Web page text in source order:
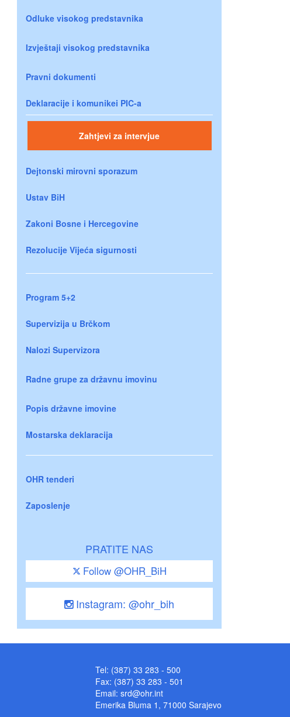
Odluke visokog predstavnika
Izvještaji visokog predstavnika
Pravni dokumenti
Deklaracije i komunikei PIC-a
Zahtjevi za intervjue
Dejtonski mirovni sporazum
Ustav BiH
Zakoni Bosne i Hercegovine
Rezolucije Vijeća sigurnosti
Program 5+2
Supervizija u Brčkom
Nalozi Supervizora
Radne grupe za državnu imovinu
Popis državne imovine
Mostarska deklaracija
OHR tenderi
Zaposlenje
PRATITE NAS
Follow @OHR_BiH
Instagram: @ohr_bih
Tel: (387) 33 283 - 500
Fax: (387) 33 283 - 501
Email: srd@ohr.int
Emerika Bluma 1, 71000 Sarajevo